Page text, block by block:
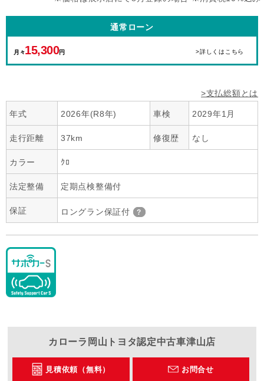
通常ローン
月々15,300円 >詳しくはこちら
>支払総額とは
年式 2026年(R8年) 車検 2029年1月
走行距離 37km 修復歴 なし
カラー ｸﾛ
法定整備 定期点検整備付
保証 ロングラン保証付
カローラ岡山 トヨタ認定中古車津山店
見積依頼（無料） お問合せ